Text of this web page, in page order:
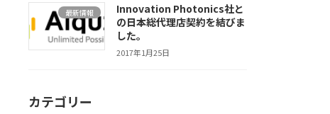
最新情報
Innovation Photonics社と
の日本総代理店契約を結びま
した。
2017年1月25日
カテゴリー